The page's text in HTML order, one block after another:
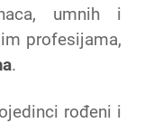
umnih i
profesijama,
.
rođeni i